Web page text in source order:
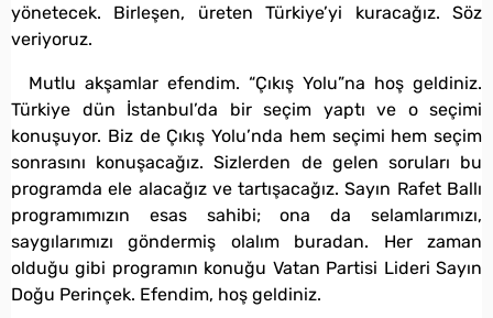
yönetecek. Birleşen, üreten Türkiye’yi kuracağız. Söz
veriyoruz.
Mutlu akşamlar efendim. “Çıkış Yolu”na hoş geldiniz.
Türkiye dün İstanbul’da bir seçim yaptı ve o seçimi
konuşuyor. Biz de Çıkış Yolu’nda hem seçimi hem seçim
sonrasını konuşacağız. Sizlerden de gelen soruları bu
programda ele alacağız ve tartışacağız. Sayın Rafet Ballı
programımızın esas sahibi; ona da selamlarımızı,
saygılarımızı göndermiş olalım buradan. Her zaman
olduğu gibi programın konuğu Vatan Partisi Lideri Sayın
Doğu Perinçek. Efendim, hoş geldiniz.